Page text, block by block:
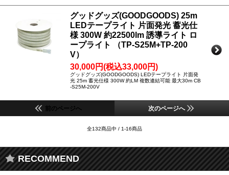
グッドグッズ(GOODGOODS) 25m
LEDテープライト 片面発光 蓄光仕
様 300W 約22500lm 誘導ライト ロ
ープライト （TP-S25M+TP-200
V）
30,000円(税込33,000円)
グッドグッズ(GOODGOODS) LEDテープライト 片面発
光 25m 蓄光仕様 300W 約LM 複数連結可能 最大30m CB
-S25M-200V
前のページへ 次のページへ
全132商品中 / 1-16商品
RECOMMEND